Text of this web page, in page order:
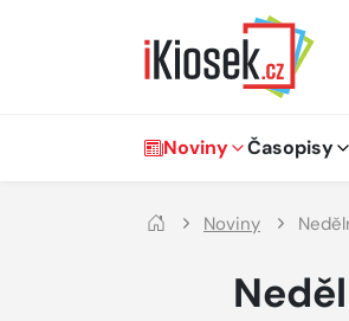
Hlavní navigace
Noviny Časopisy
Noviny